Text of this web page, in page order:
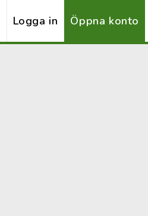
Logga in Öppna konto